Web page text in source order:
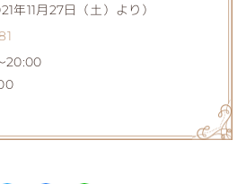
年11月27日（土）より）
20:00